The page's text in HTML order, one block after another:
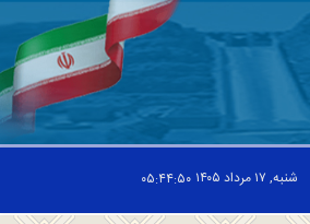
۰۵:۴۴:۵۰ شنبه, ۱۷ مرداد ۱۴۰۵